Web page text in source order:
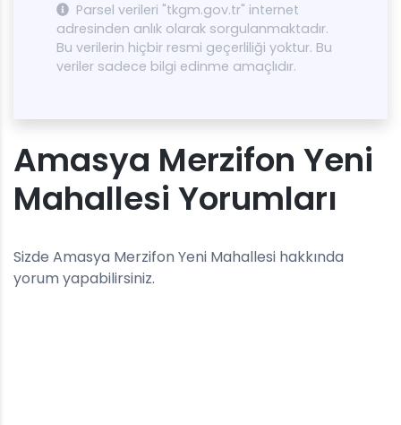
Parsel verileri "tkgm.gov.tr" internet
adresinden anlık olarak sorgulanmaktadır.
Bu verilerin hiçbir resmi geçerliliği yoktur. Bu
veriler sadece bilgi edinme amaçlıdır.
Amasya Merzifon Yeni
Mahallesi Yorumları
Sizde Amasya Merzifon Yeni Mahallesi hakkında
yorum yapabilirsiniz.